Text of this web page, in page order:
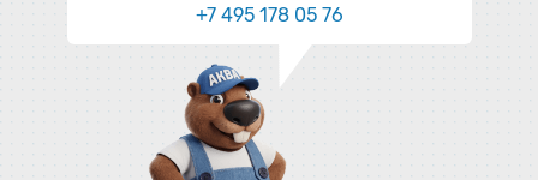
+7 495 178 05 76